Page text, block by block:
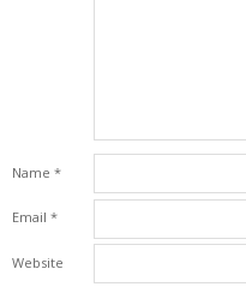
Name *
Email *
Website